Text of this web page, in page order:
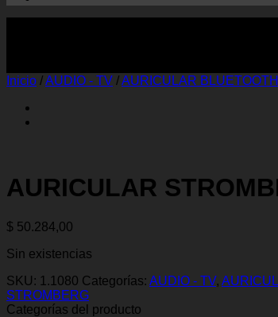
Inicio /AUDIO - TV /AURICULAR BLUETOOTH
AURICULAR
$ 50.284,00
Sin existencias
SKU: 1.1080 Categorías: AUDIO - TV,
STROMBERG
Categorías del producto